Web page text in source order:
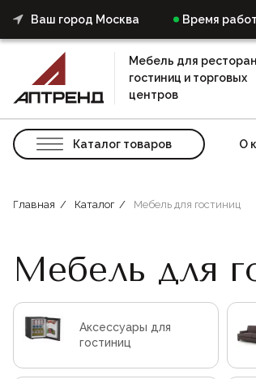
Ваш город Москва Время
Мебель для
гостиниц и торговых
центров
Каталог товаров О
Главная Каталог Мебель для гостиниц
Мебель для
Аксессуары для
гостиниц